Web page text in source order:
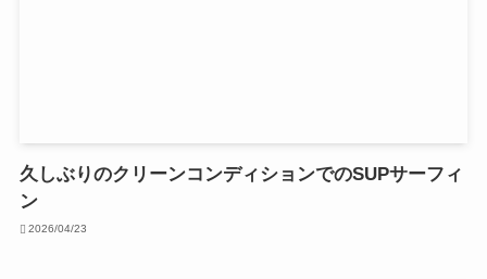
久しぶりのクリーンコンディションでのSUPサーフィ
ン
2026/04/23